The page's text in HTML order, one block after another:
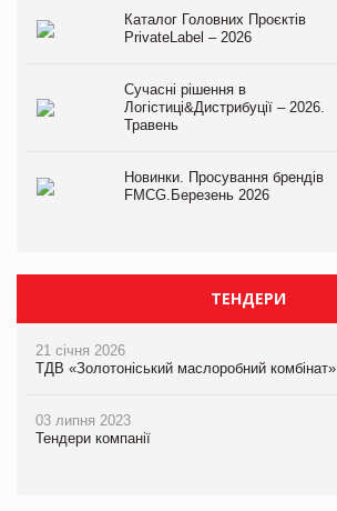
Каталог Головних Проєктів
PrivateLabel – 2026
Сучасні рішення в
Логістиці&Дистрибуції – 2026.
Травень
Новинки. Просування брендів
FMCG.Березень 2026
ТЕНДЕРИ
21 січня 2026
ТДВ «Золотоніський маслоробний комбінат»
03 липня 2023
Тендери компанії